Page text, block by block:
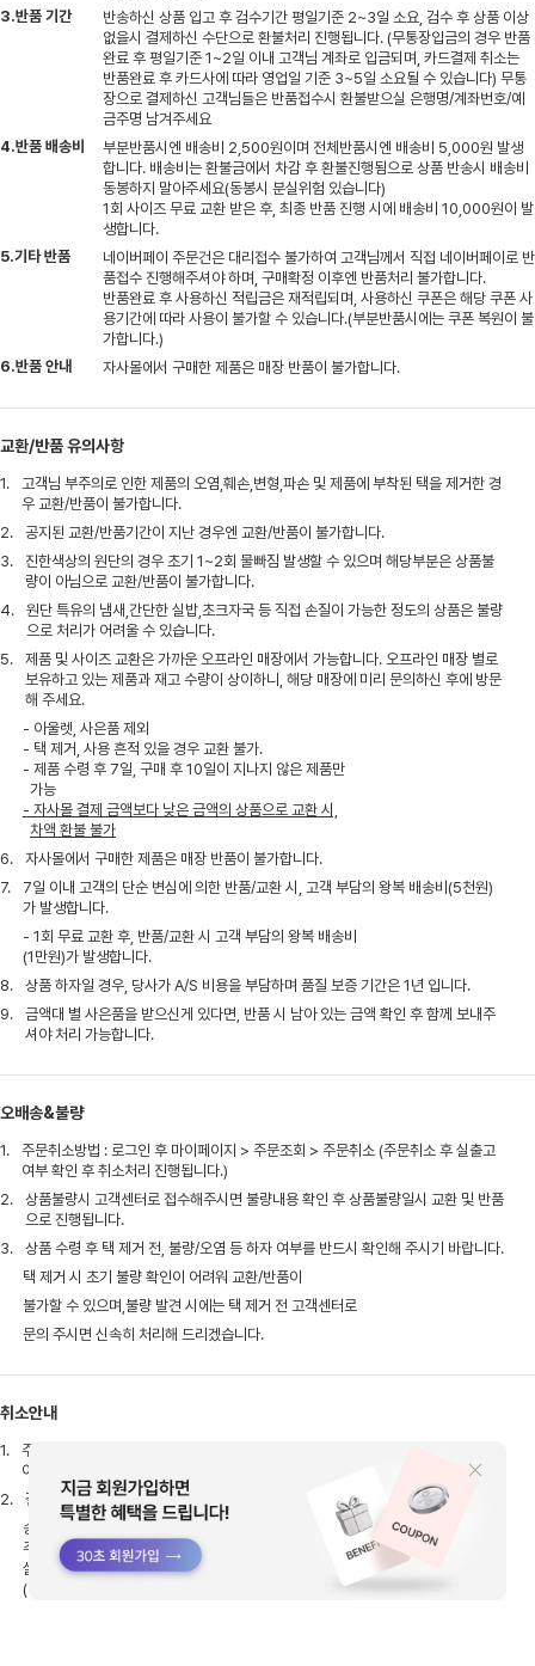
3.반품 기간
반송하신 상품 입고 후 검수기간 평일기준 2~3일 소요, 검수 후 상품 이상
없을시 결제하신 수단으로 환불처리 진행됩니다. (무통장입금의 경우 반품
완료 후 평일기준 1~2일 이내 고객님 계좌로 입금되며, 카드결제 취소는
반품완료 후 카드사에 따라 영업일 기준 3~5일 소요될 수 있습니다) 무통
장으로 결제하신 고객님들은 반품접수시 환불받으실 은행명/계좌번호/예
금주명 남겨주세요
4.반품 배송비
부분반품시엔 배송비 2,500원이며 전체반품시엔 배송비 5,000원 발생
합니다. 배송비는 환불금에서 차감 후 환불진행됨으로 상품 반송시 배송비
동봉하지 말아주세요(동봉시 분실위험 있습니다)
1회 사이즈 무료 교환 받은 후, 최종 반품 진행 시에 배송비 10,000원이 발
생합니다.
5.기타 반품
네이버페이 주문건은 대리접수 불가하여 고객님께서 직접 네이버페이로 반
품접수 진행해주셔야 하며, 구매확정 이후엔 반품처리 불가합니다.
반품완료 후 사용하신 적립금은 재적립되며, 사용하신 쿠폰은 해당 쿠폰 사
용기간에 따라 사용이 불가할 수 있습니다.(부분반품시에는 쿠폰 복원이 불
가합니다.)
6.반품 안내
자사몰에서 구매한 제품은 매장 반품이 불가합니다.
교환/반품 유의사항
1.
고객님 부주의로 인한 제품의 오염,훼손,변형,파손 및 제품에 부착된 택을 제거한 경
우 교환/반품이 불가합니다.
2.
공지된 교환/반품기간이 지난 경우엔 교환/반품이 불가합니다.
3.
진한색상의 원단의 경우 초기 1~2회 물빠짐 발생할 수 있으며 해당부분은 상품불
량이 아님으로 교환/반품이 불가합니다.
4.
원단 특유의 냄새,간단한 실밥,초크자국 등 직접 손질이 가능한 정도의 상품은 불량
으로 처리가 어려울 수 있습니다.
5.
제품 및 사이즈 교환은 가까운 오프라인 매장에서 가능합니다. 오프라인 매장 별로
보유하고 있는 제품과 재고 수량이 상이하니, 해당 매장에 미리 문의하신 후에 방문
해 주세요.
- 아울렛, 사은품 제외
- 택 제거, 사용 흔적 있을 경우 교환 불가.
- 제품 수령 후 7일, 구매 후 10일이 지나지 않은 제품만
가능
- 자사몰 결제 금액보다 낮은 금액의 상품으로 교환 시,
차액 환불 불가
6.
자사몰에서 구매한 제품은 매장 반품이 불가합니다.
7.
7일 이내 고객의 단순 변심에 의한 반품/교환 시, 고객 부담의 왕복 배송비(5천원)
가 발생합니다.
- 1회 무료 교환 후, 반품/교환 시 고객 부담의 왕복 배송비
(1만원)가 발생합니다.
8.
상품 하자일 경우, 당사가 A/S 비용을 부담하며 품질 보증 기간은 1년 입니다.
9.
금액대 별 사은품을 받으신게 있다면, 반품 시 남아 있는 금액 확인 후 함께 보내주
셔야 처리 가능합니다.
오배송&불량
1.
주문취소방법 : 로그인 후 마이페이지 > 주문조회 > 주문취소 (주문취소 후 실출고
여부 확인 후 취소처리 진행됩니다.)
2.
상품불량시 고객센터로 접수해주시면 불량내용 확인 후 상품불량일시 교환 및 반품
으로 진행됩니다.
3.
상품 수령 후 택 제거 전, 불량/오염 등 하자 여부를 반드시 확인해 주시기 바랍니다.
택 제거 시 초기 불량 확인이 어려워 교환/반품이
불가할 수 있으며,불량 발견 시에는 택 제거 전 고객센터로
문의 주시면 신속히 처리해 드리겠습니다.
취소안내
1.
주문취소방법 : 로그인 후 마이페이지 > 주문조회 > 주문취소(주문취소 후 실출고
여부 확인 후 취소처리 진행됩니다.)
2.
결제완료 후 배송준비 상태로 확인이 되어도 이미 출고 과정에 있을 수 있습니다.
송장입력전이라도 실제 출고작업이 이루어진 상태에선
주문취소가 불가한점 참고 부탁드리며,
실출고 이후엔 상품 수령 후 반품으로 접수해주셔야 합니다.
(반품시 배송비는 고객님이 부담해주셔야 합니다)